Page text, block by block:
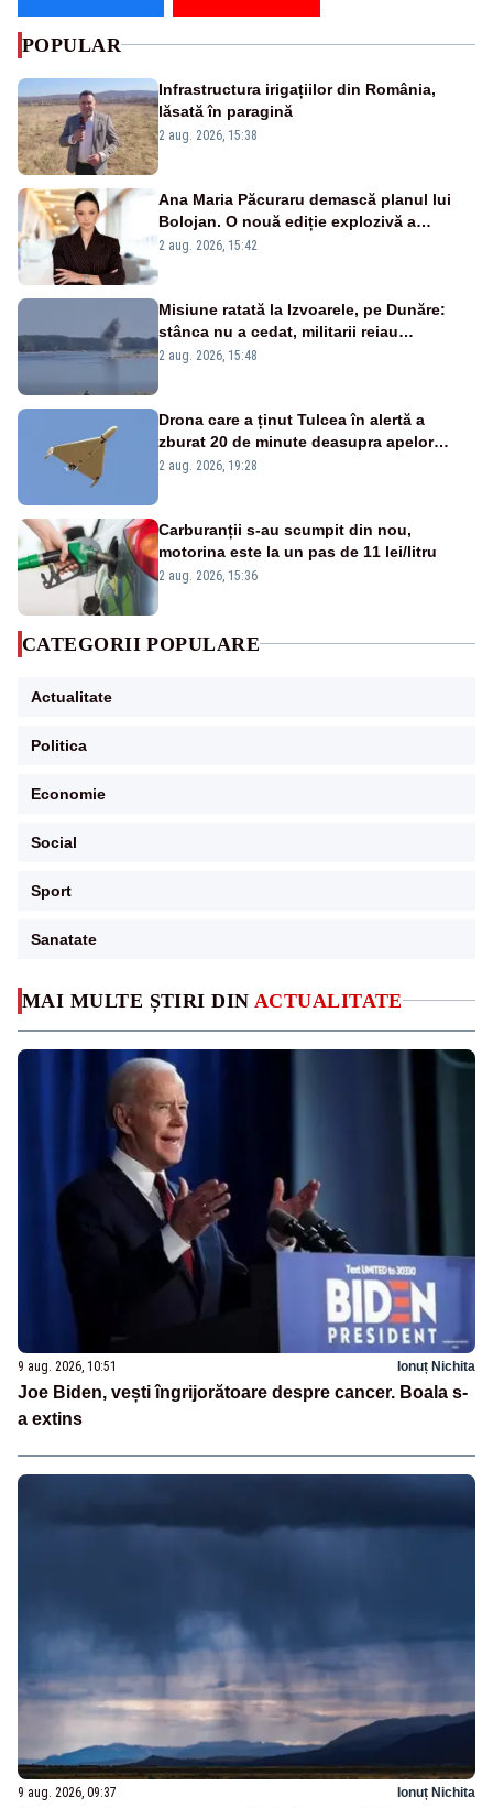
MAI MULTE ȘTIRI DIN ACTUALITATE
9 aug. 2026, 10:51 Ionuț Nichita
Joe Biden, vești îngrijorătoare despre cancer. Boala s-
a extins
9 aug. 2026, 09:37 Ionuț Nichita
POPULAR
Infrastructura irigațiilor din România,
lăsată în paragină
2 aug. 2026, 15:38
Ana Maria Păcuraru demască planul lui
Bolojan. O nouă ediție explozivă a
emisiunii „Miza Zilei” la Realitatea PLUS
2 aug. 2026, 15:42
Misiune ratată la Izvoarele, pe Dunăre:
stânca nu a cedat, militarii reiau
detonările luni – VIDEO
2 aug. 2026, 15:48
Drona care a ținut Tulcea în alertă a
zburat 20 de minute deasupra apelor
României. Au fost ridicate două F-16
2 aug. 2026, 19:28
Carburanții s-au scumpit din nou,
motorina este la un pas de 11 lei/litru
2 aug. 2026, 15:36
CATEGORII POPULARE
Actualitate
Politica
Economie
Social
Sport
Sanatate